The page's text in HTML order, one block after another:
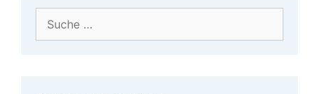
nach: